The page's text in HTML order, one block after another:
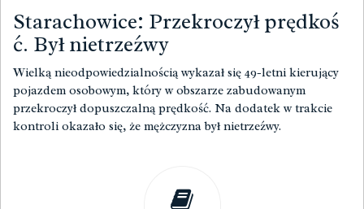
Starachowice: Przekroczył prędkoś
ć. Był nietrzeźwy
Wielką nieodpowiedzialnością wykazał się 49-letni kierujący
pojazdem osobowym, który w obszarze zabudowanym
przekroczył dopuszczalną prędkość. Na dodatek w trakcie
kontroli okazało się, że mężczyzna był nietrzeźwy.